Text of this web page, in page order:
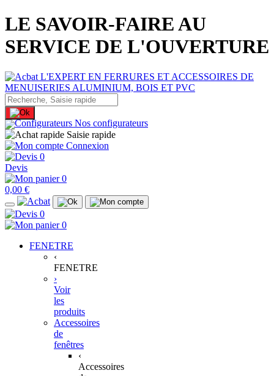
LE SAVOIR-FAIRE AU
SERVICE DE L'OUVERTURE
Nos configurateurs
Saisie rapide
Connexion
0
Devis
0
0,00 €
0
0
FENETRE
‹
FENETRE
›
Voir
les
produits
Accessoires
de
fenêtres
‹
Accessoires